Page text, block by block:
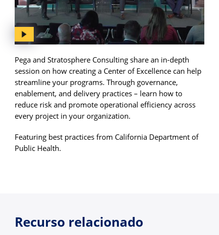
Pega and Stratosphere Consulting share an in-depth
session on how creating a Center of Excellence can help
streamline your programs. Through governance,
enablement, and delivery practices – learn how to
reduce risk and promote operational efficiency across
every project in your organization.
Featuring best practices from California Department of
Public Health.
Recurso relacionado